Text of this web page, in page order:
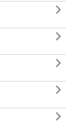




